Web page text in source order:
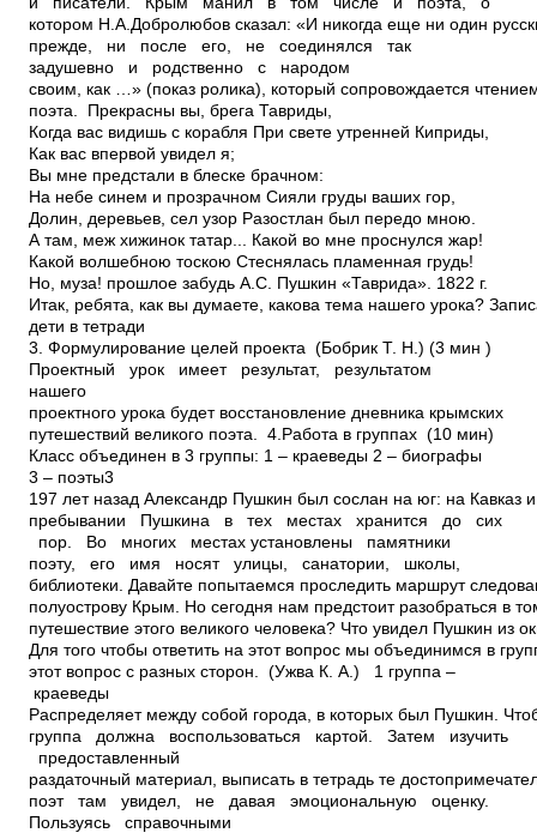
котором Н.А.Добролюбов сказал: «И никогда еще ни один
прежде, ни после его, не соединялся так
задушевно и родственно с народом
своим, как …» (показ ролика), который сопровождается
поэта. Прекрасны вы, брега Тавриды,
Когда вас видишь с корабля При свете утренней Киприды,
Как вас впервой увидел я;
Вы мне предстали в блеске брачном:
На небе синем и прозрачном Сияли груды ваших гор,
Долин, деревьев, сел узор Разостлан был передо мною.
А там, меж хижинок татар... Какой во мне проснулся жар!
Какой волшебною тоскою Стеснялась пламенная грудь!
Но, муза! прошлое забудь А.С. Пушкин «Таврида». 1822 г.
Итак, ребята, как вы думаете, какова тема нашего урока?
дети в тетради
3. Формулирование целей проекта (Бобрик Т. Н.) (3 мин )
Проектный урок имеет результат, результатом
нашего
проектного урока будет восстановление дневника крымских
путешествий великого поэта. 4.Работа в группах (10 мин)
Класс объединен в 3 группы: 1 – краеведы 2 – биографы
3 – поэты3
197 лет назад Александр Пушкин был сослан на юг: на Кавказ
пребывании Пушкина в тех местах хранится до сих
пор. Во многих местах установлены памятники
поэту, его имя носят улицы, санатории, школы,
библиотеки. Давайте попытаемся проследить маршрут
полуострову Крым. Но сегодня нам предстоит разобраться в
путешествие этого великого человека? Что увидел Пушкин из
Для того чтобы ответить на этот вопрос мы объединимся в
этот вопрос с разных сторон. (Ужва К. А.) 1 группа –
краеведы
Распределяет между собой города, в которых был Пушкин.
группа должна воспользоваться картой. Затем изучить
предоставленный
раздаточный материал, выписать в тетрадь те
поэт там увидел, не давая эмоциональную оценку.
Пользуясь справочными